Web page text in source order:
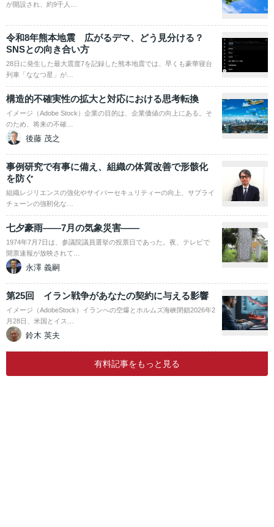
が開設され、約9千人…
令和8年熊本地震 広がるデマ、どう見分ける？
SNSとの向き合い方
28日に発生した最大震度7を記録した熊本地震では、早くも豪華寝台
列車「ななつ星」が…
構造的不確実性の拡大と対応における思考転換
イメージ（Adobe Stock）企業の目的は、企業価値の向上にある。そ
のため、将来の不確…
後藤 茂之
事例研究で有事に備え、組織の体質改善で形骸化
を防ぐ
組織レジリエンスの強化やサイバーセキュリティーの向上、サプライ
チェーンの強靭化な…
七夕豪雨――7月の気象災害――
1974年7月7日は、参議院議員選挙の投票日であった。夜、テレビで
開票速報が放映されて…
永澤 義嗣
第25回 イラン戦争があなたの契約に与える影響
イメージ（AdobeStock）イランへの空爆とホルムズ海峡閉鎖2026年2
月28日、米国とイス…
鈴木 英夫
有料記事をもっと見る